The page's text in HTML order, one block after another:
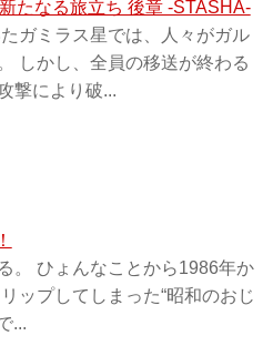
たなる旅立ち 後章 -STASHA-
ガミラス星では、人々がガル
しかし、全員の移送が終わる
撃により破...
。 ひょんなことから1986年か
ップしてしまった“昭和のおじ
...